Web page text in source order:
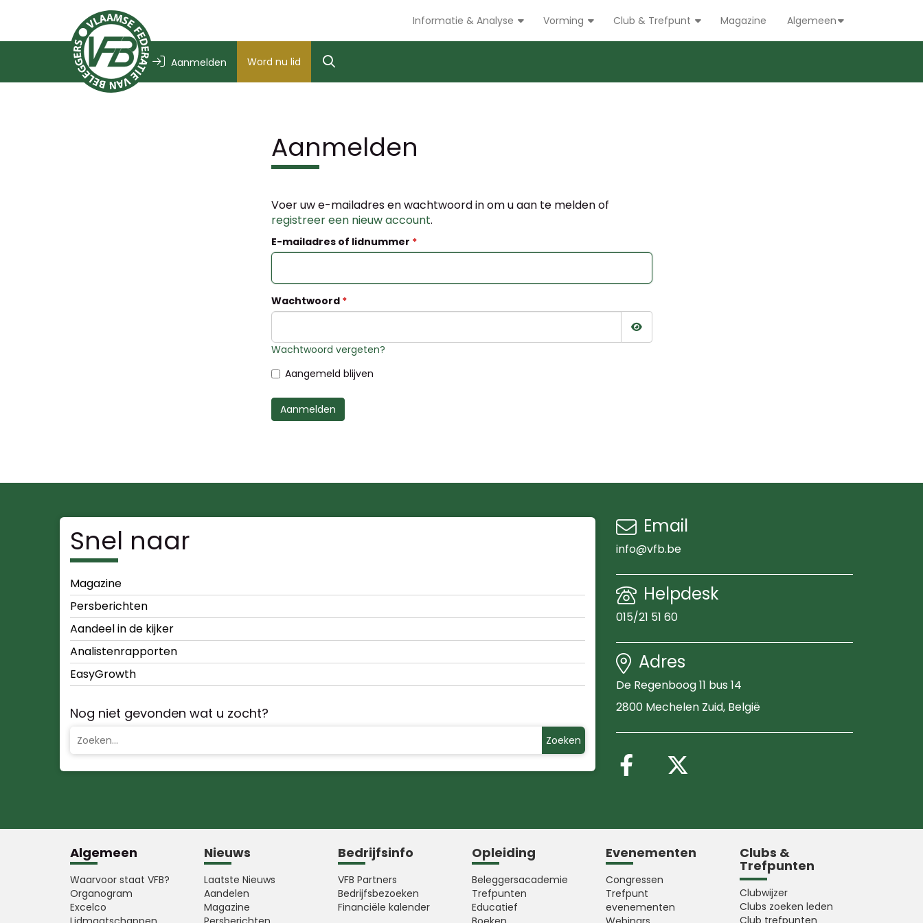
Informatie & Analyse Vorming Club & Trefpunt Magazine Algemeen
Aanmelden Word nu lid
Aanmelden
Voer uw e-mailadres en wachtwoord in om u aan te melden of
registreer een nieuw account.
E-mailadres of lidnummer
Wachtwoord
Wachtwoord tonen
Wachtwoord vergeten?
Aangemeld blijven
Aanmelden
Snel naar
Magazine
Persberichten
Aandeel in de kijker
Analistenrapporten
EasyGrowth
Nog niet gevonden wat u zocht?
Zoeken
Email
info@vfb.be
Helpdesk
015/21 51 60
Adres
De Regenboog 11 bus 14
2800 Mechelen Zuid, België
Volg ons op Facebook
Algemeen
Waarvoor staat VFB?
Organogram
Excelco
Nieuws
Laatste Nieuws
Aandelen
Magazine
Bedrijfsinfo
VFB Partners
Bedrijfsbezoeken
Financiële kalender
Opleiding
Beleggersacademie
Trefpunten
Educatief
Evenementen
Congressen
Trefpunt
evenementen
Clubs &
Trefpunten
Clubwijzer
Clubs zoeken leden
Club trefpunten